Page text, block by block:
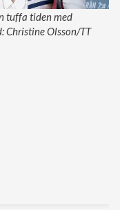
tuffa tiden med
Christine Olsson/TT